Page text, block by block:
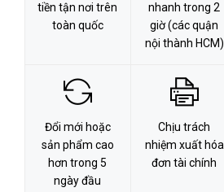
tiền tận nơi trên
toàn quốc
nhanh trong 2
giờ (các quận
nội thành HCM)
Đổi mới hoặc
sản phẩm cao
hơn trong 5
ngày đầu
Chịu trách
nhiệm xuất hóa
đơn tài chính